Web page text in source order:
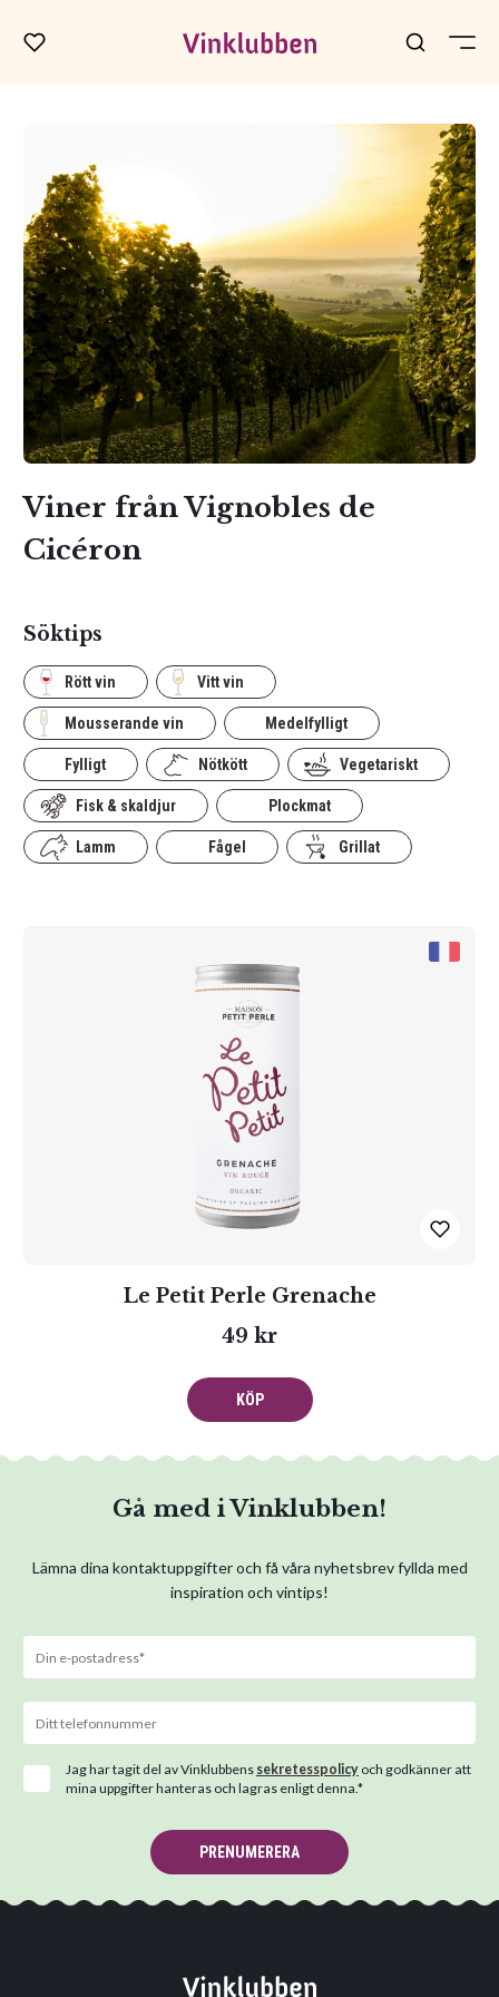
Viner från Vignobles de
Cicéron
Söktips
Rött vin Vitt vin
Mousserande vin Medelfylligt
Fylligt Nötkött Vegetariskt
Fisk & skaldjur Plockmat
Lamm Fågel Grillat
Le Petit Perle Grenache
49 kr
KÖP
Gå med i Vinklubben!
Lämna dina kontaktuppgifter och få våra nyhetsbrev fyllda med
inspiration och vintips!
Jag har tagit del av Vinklubbens sekretesspolicy och godkänner att
mina uppgifter hanteras och lagras enligt denna.*
PRENUMERERA